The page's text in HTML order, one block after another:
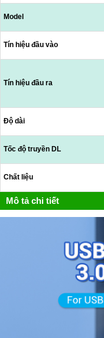
Model
Tín hiệu đầu vào
Tín hiệu đầu ra
Độ dài
Tốc độ truyền DL
Chất liệu
Mô tả chi tiết